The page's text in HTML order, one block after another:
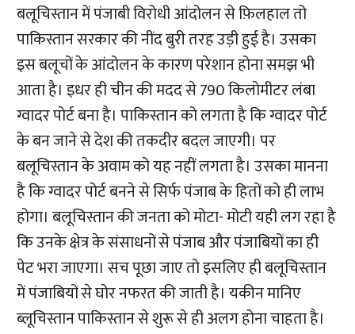
बलूचिस्तान में पंजाबी विरोधी आंदोलन से फ़िलहाल तो
पाकिस्तान सरकार की नींद बुरी तरह उड़ी हुई है। उसका
इस बलूचों के आंदोलन के कारण परेशान होना समझ भी
आता है। इधर ही चीन की मदद से 790 किलोमीटर लंबा
ग्वादर पोर्ट बना है। पाकिस्तान को लगता है कि ग्वादर पोर्ट
के बन जाने से देश की तकदीर बदल जाएगी। पर
बलूचिस्तान के अवाम को यह नहीं लगता है। उसका मानना
है कि ग्वादर पोर्ट बनने से सिर्फ पंजाब के हितों को ही लाभ
होगा। बलूचिस्तान की जनता को मोटा- मोटी यही लग रहा है
कि उनके क्षेत्र के संसाधनों से पंजाब और पंजाबियों का ही
पेट भरा जाएगा। सच पूछा जाए तो इसलिए ही बलूचिस्तान
में पंजाबियों से घोर नफरत की जाती है। यकीन मानिए
ब्लूचिस्तान पाकिस्तान से शुरू से ही अलग होना चाहता है।